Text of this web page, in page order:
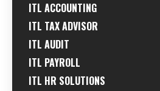
ITL ACCOUNTING
ITL TAX ADVISOR
ITL AUDIT
ITL PAYROLL
ITL HR SOLUTIONS